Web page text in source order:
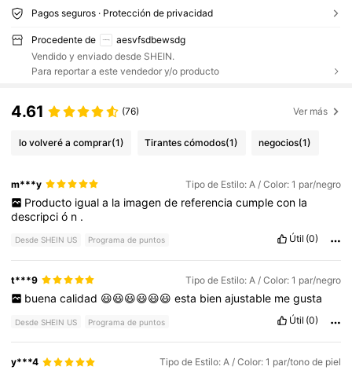
Pagos seguros · Protección de privacidad
Procedente de
aesvfsdbewsdg
Vendido y enviado desde SHEIN.
Para reportar a este vendedor y/o producto
4.61 (76) Ver más
lo volveré a comprar(1) Tirantes cómodos(1) negocios(1)
m***y Tipo de Estilo: A / Color: 1 par/negro
Producto igual a la imagen de referencia cumple con la
descripció n .
Desde SHEIN US Programa de puntos Útil (0)
t***9 Tipo de Estilo: A / Color: 1 par/negro
buena calidad 😃😃😃😃😃😃 esta bien ajustable me gusta
Desde SHEIN US Programa de puntos Útil (0)
y***4 Tipo de Estilo: A / Color: 1 par/tono de piel